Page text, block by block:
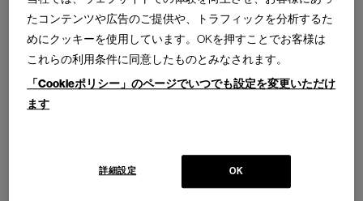
PROFESSIONAL
ONLINE STORE お問合せ
MEMBRANE
メンブレン スタッキングチェア
Design : RODRIGO TORRES
IXC
OLIO
オリオチェア
たコンテンツや広告のご提供や、トラフィックを分析するた
めにクッキーを使用しています。OKを押すことでお客様は
これらの利用条件に同意したものとみなされます。
「Cookieポリシー」のページでいつでも設定を変更いただけ
ます
OK
詳細設定